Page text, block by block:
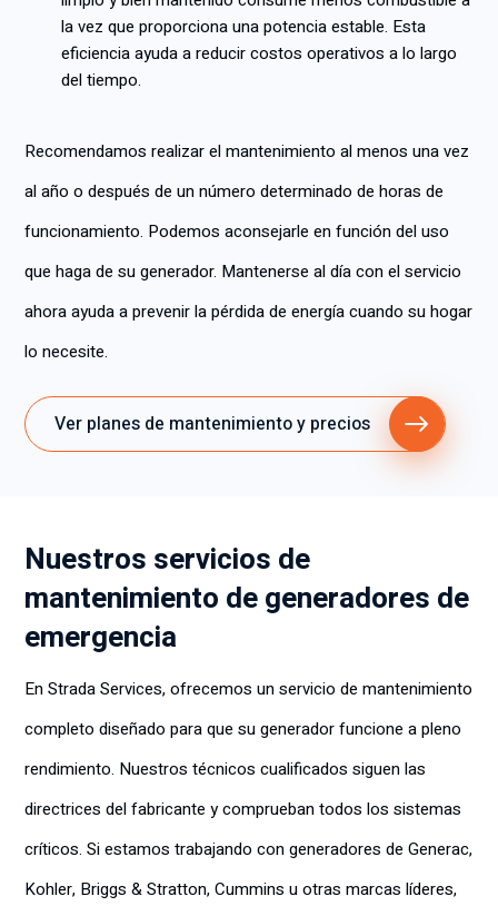
la vez que proporciona una potencia estable. Esta
eficiencia ayuda a reducir costos operativos a lo largo
del tiempo.
Recomendamos realizar el mantenimiento al menos una vez
al año o después de un número determinado de horas de
funcionamiento. Podemos aconsejarle en función del uso
que haga de su generador. Mantenerse al día con el servicio
ahora ayuda a prevenir la pérdida de energía cuando su hogar
lo necesite.
Ver planes de mantenimiento y precios
Nuestros servicios de
mantenimiento de generadores de
emergencia
En Strada Services, ofrecemos un servicio de mantenimiento
completo diseñado para que su generador funcione a pleno
rendimiento. Nuestros técnicos cualificados siguen las
directrices del fabricante y comprueban todos los sistemas
críticos. Si estamos trabajando con generadores de Generac,
Kohler, Briggs & Stratton, Cummins u otras marcas líderes,